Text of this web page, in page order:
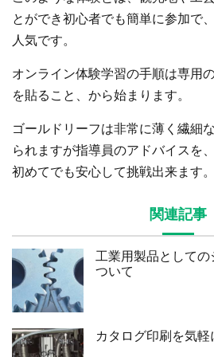
とができ初心者でも簡単に参加で
人気です。
オンライン体験学習の手順は専用
を貼ること、から始まります。
ゴールドリーフは非常に薄く繊細
られますが指導員のアドバイスを
初めてでも安心して挑戦出来ます。
関連記事
工業用製品としての
ついて
カタログ印刷を気